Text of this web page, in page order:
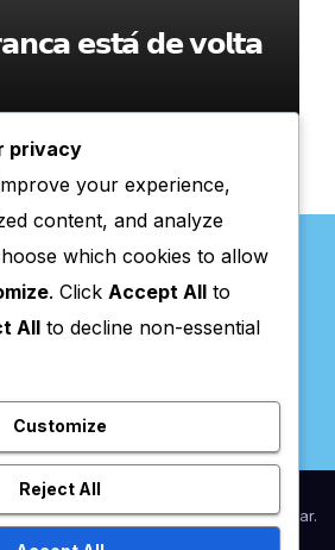
𝗲𝘀𝘁𝗮́ 𝗱𝗲 𝘃𝗼𝗹𝘁𝗮
Online
|Theme:NewsupbyThemeansar.
privacy
your experience,
content, and analyze
which cookies to allow
. Click Accept All to
All to decline non-essential
Customize
Reject All